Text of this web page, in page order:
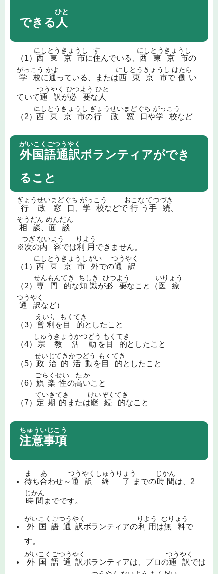
できる 人
ひと
（1） 西
にし
東京市
とうきょうし
に住
す
んでいる、 西東京市
にしとうきょうし
の
学校
がっこう
に通
かよ
っている、または西東京市
にしとうきょうし
で 働
はたら
い
ていて通訳
つうやく
が必要
ひつよう
な 人
ひと
（2） 西
にし
東京市
とうきょうし
の行政
ぎょうせい
窓口
まどぐち
や学校
がっこう
など
外国語通訳
がいこくごつうやく
ボランティアができ
ること
行政
ぎょうせい
窓口
まどぐち
学校
がっこう
などで 行
おこな
う 手続
てつづき
、
相談
そうだん
面談
めんだん
※次
つぎ
の内容
ないよう
では利用
りよう
できません。
（1） 西東京市外
にしとうきょうしがい
での通訳
つうやく
（2） 専門的
せんもんてき
な知識
ちしき
が必要
ひつよう
なこと（ 医療
いりょう
通訳
つうやく
など）
（3） 営利
えいり
を 目的
もくてき
としたこと
（4） 宗教活動
しゅうきょうかつどう
を 目的
もくてき
としたこと
（5） 政治的活動
せいじてきかつどう
を 目的
もくてき
としたこと
（6） 娯楽性
ごらくせい
の高い
たか
こと
（7） 定期的
ていきてき
または継続的
けいぞくてき
なこと
注意事項
ちゅういじこう
待
ま
ち合
あ
わせ～通訳
つうやく
終了
しゅうりょう
までの時間
じかん
は、2
時間
じかん
までです。
外国語通訳
がいこくごつうやく
ボランティアの利用
りよう
は無料
むりょう
で
す。
外国語通訳
がいこくごつうやく
ボランティアは、プロの通訳
つうやく
では